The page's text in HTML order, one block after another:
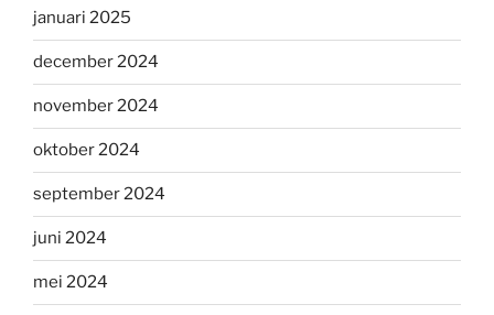
januari 2025
december 2024
november 2024
oktober 2024
september 2024
juni 2024
mei 2024